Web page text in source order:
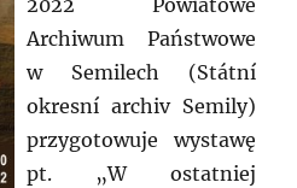
2022 Powiatowe
Archiwum Państwowe
w Semilech (Státní
okresní archiv Semily)
przygotowuje wystawę
pt. „W ostatniej